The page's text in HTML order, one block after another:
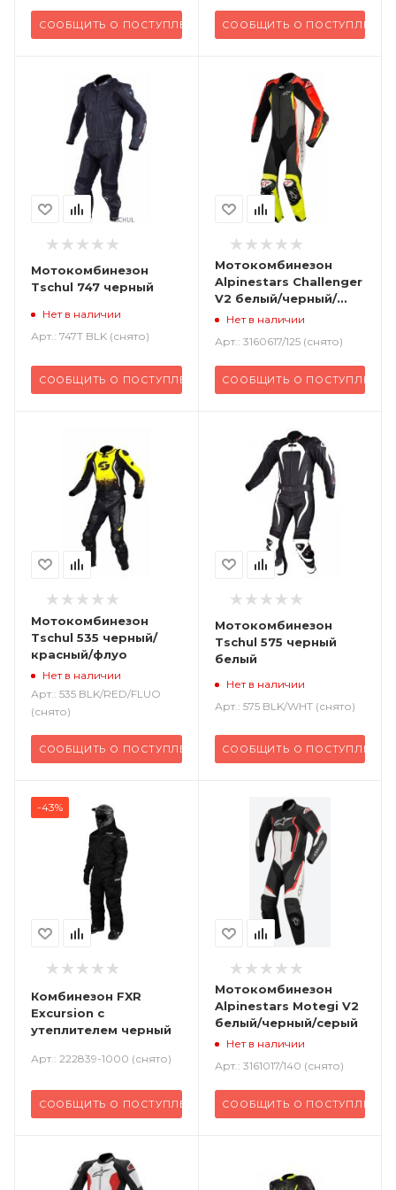
СООБЩИТЬ О ПОСТУПЛЕНИИ СООБЩИТЬ О ПОСТУПЛЕНИИ
Мотокомбинезон
Tschul 747 черный
Нет в наличии
Арт.: 747T BLK (снято)
СООБЩИТЬ О ПОСТУПЛЕНИИ
Мотокомбинезон
Alpinestars Challenger
V2 белый/черный/
флуо/желтый
Нет в наличии
Арт.: 3160617/125 (снято)
СООБЩИТЬ О ПОСТУПЛЕНИИ
Мотокомбинезон
Tschul 535 черный/
красный/флуо
Нет в наличии
Арт.: 535 BLK/RED/FLUO
(снято)
СООБЩИТЬ О ПОСТУПЛЕНИИ
Мотокомбинезон
Tschul 575 черный
белый
Нет в наличии
Арт.: 575 BLK/WHT (снято)
СООБЩИТЬ О ПОСТУПЛЕНИИ
-43%
Комбинезон FXR
Excursion с
утеплителем черный
Арт.: 222839-1000 (снято)
СООБЩИТЬ О ПОСТУПЛЕНИИ
Мотокомбинезон
Alpinestars Motegi V2
белый/черный/серый
Нет в наличии
Арт.: 3161017/140 (снято)
СООБЩИТЬ О ПОСТУПЛЕНИИ